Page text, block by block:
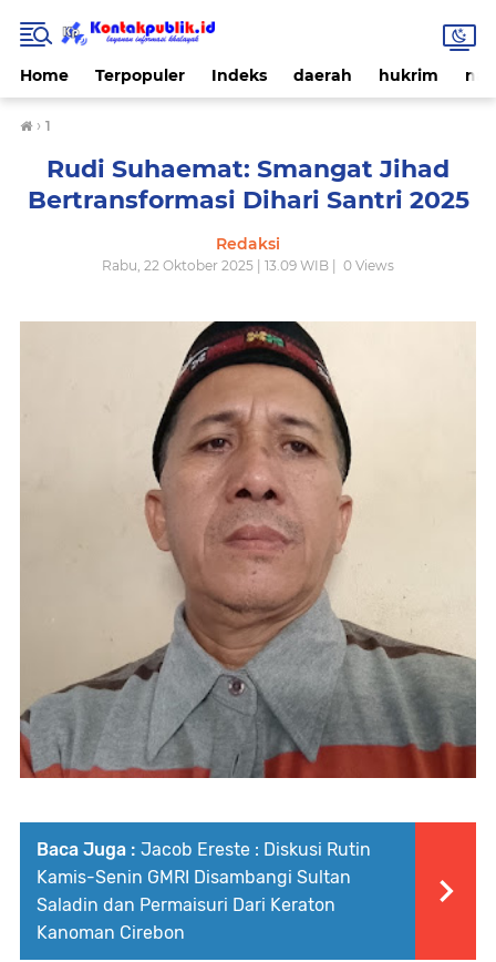
Home Terpopuler Indeks daerah hukrim
› 1
Rudi Suhaemat: Smangat Jihad
Bertransformasi Dihari Santri 2025
Redaksi
Rabu, 22 Oktober 2025 | 13.09 WIB | 0 Views
Baca Juga : Jacob Ereste : Diskusi Rutin
Kamis-Senin GMRI Disambangi Sultan
Saladin dan Permaisuri Dari Keraton
Kanoman Cirebon